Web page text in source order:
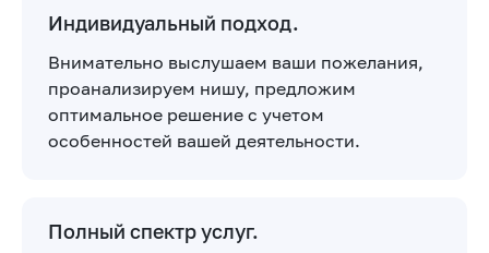
Индивидуальный подход.
Внимательно выслушаем ваши пожелания,
проанализируем нишу, предложим
оптимальное решение с учетом
особенностей вашей деятельности.
Полный спектр услуг.